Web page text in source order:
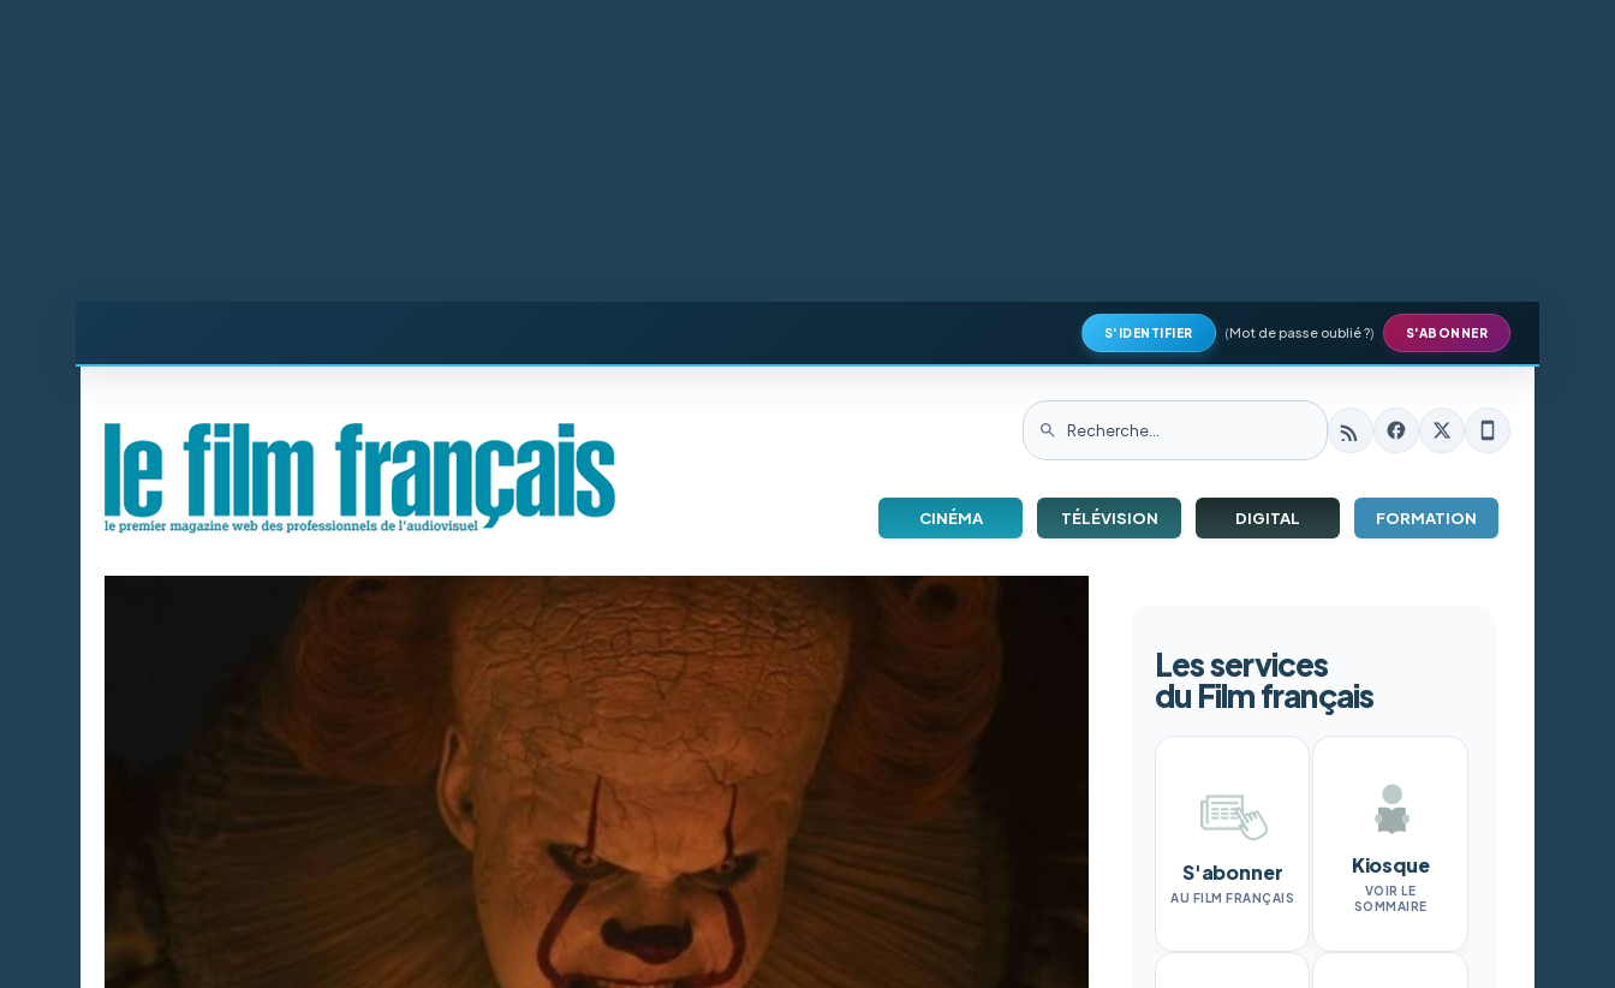
S'IDENTIFIER (Mot de passe oublié ?) S'ABONNER
CINÉMA TÉLÉVISION DIGITAL FORMATION
Les services
du Film français
S'abonner
AU FILM FRANÇAIS
Kiosque
VOIR LE
SOMMAIRE